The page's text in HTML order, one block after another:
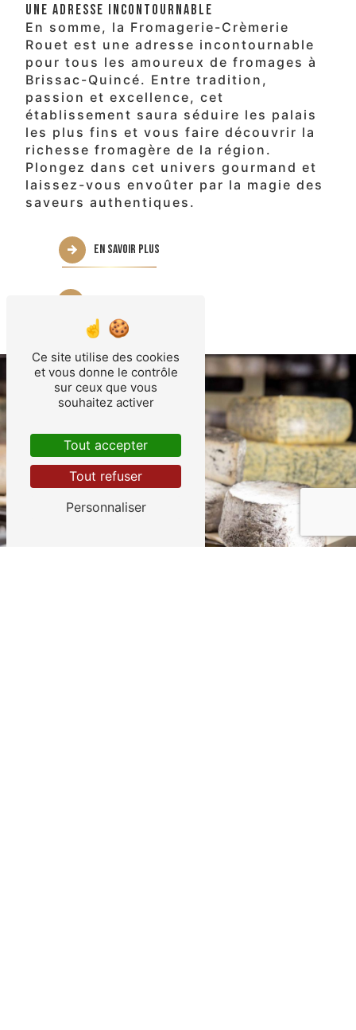
Une Adresse Incontournable
En somme, la Fromagerie-Crèmerie
Rouet est une adresse incontournable
pour tous les amoureux de fromages à
Brissac-Quincé. Entre tradition,
passion et excellence, cet
établissement saura séduire les palais
les plus fins et vous faire découvrir la
richesse fromagère de la région.
Plongez dans cet univers gourmand et
laissez-vous envoûter par la magie des
saveurs authentiques.
En savoir plus
Ce site utilise des cookies
et vous donne le contrôle
sur ceux que vous
souhaitez activer
Tout accepter
Tout refuser
Personnaliser